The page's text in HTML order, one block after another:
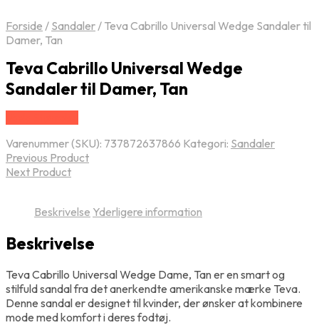
Forside / Sandaler/ Teva Cabrillo Universal Wedge Sandaler til
Damer, Tan
Teva Cabrillo Universal Wedge
Sandaler til Damer, Tan
Varenummer (SKU): 737872637866 Kategori: Sandaler
Previous Product
Next Product
Beskrivelse Yderligere information
Beskrivelse
Teva Cabrillo Universal Wedge Dame, Tan er en smart og
stilfuld sandal fra det anerkendte amerikanske mærke Teva.
Denne sandal er designet til kvinder, der ønsker at kombinere
mode med komfort i deres fodtøj.